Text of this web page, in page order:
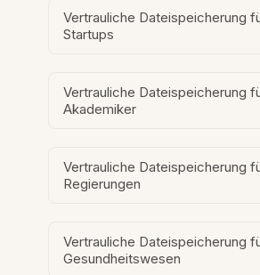
Vertrauliche Dateispeicherung
Startups
Vertrauliche Dateispeicherung
Akademiker
Vertrauliche Dateispeicherung
Regierungen
Vertrauliche Dateispeicherung
Gesundheitswesen